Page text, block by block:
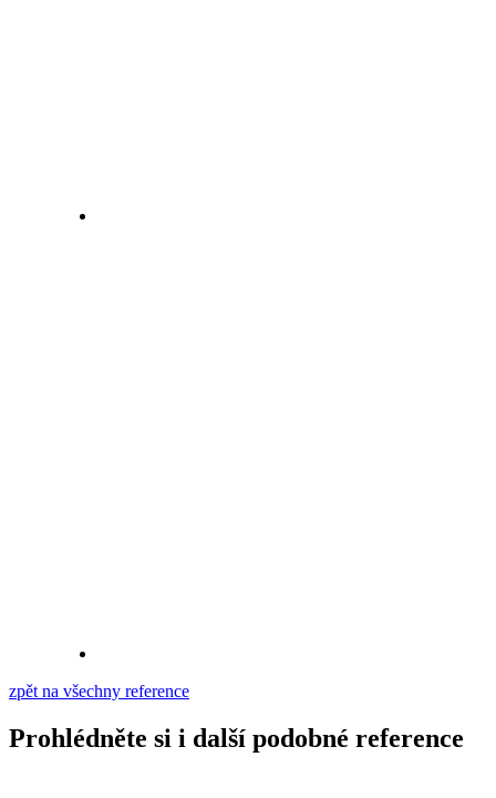
zpět na všechny reference
Prohlédněte si i další podobné reference